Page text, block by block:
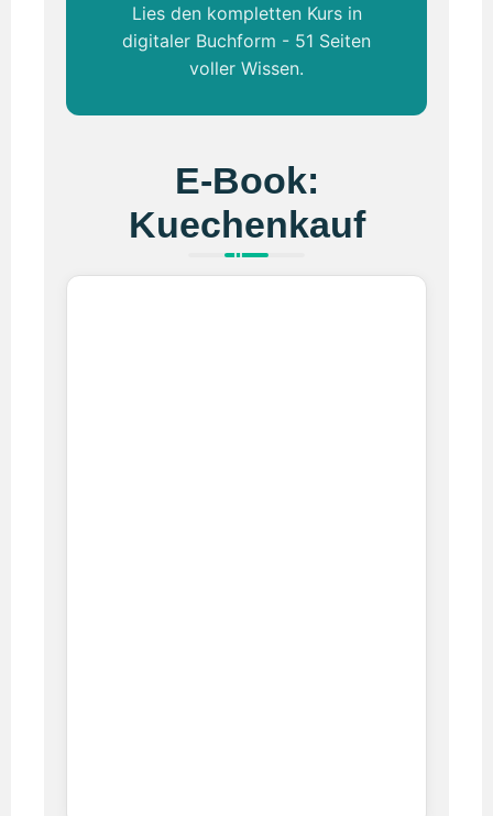
Lies den kompletten Kurs in
digitaler Buchform - 51 Seiten
voller Wissen.
E-Book:
Kuechenkauf